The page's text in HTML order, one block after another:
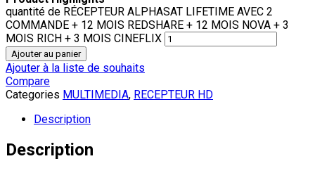
quantité de RÉCEPTEUR ALPHASAT LIFETIME AVEC 2
COMMANDE + 12 MOIS REDSHARE + 12 MOIS NOVA + 3
MOIS RICH + 3 MOIS CINEFLIX
Ajouter au panier
Ajouter à la liste de souhaits
Compare
Categories MULTIMEDIA, RECEPTEUR HD
Description
Description